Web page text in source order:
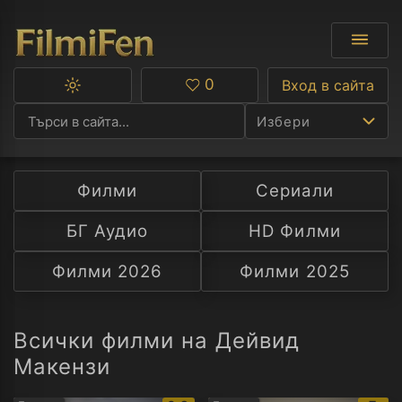
Избери
Ф
С
А
Превключване
тъмна
тема
Любими
0 Вход в сайта
Филми
Сериали
БГ Аудио
HD Филми
Филми 2026
Филми 2025
Всички филми на Дейвид
Макензи